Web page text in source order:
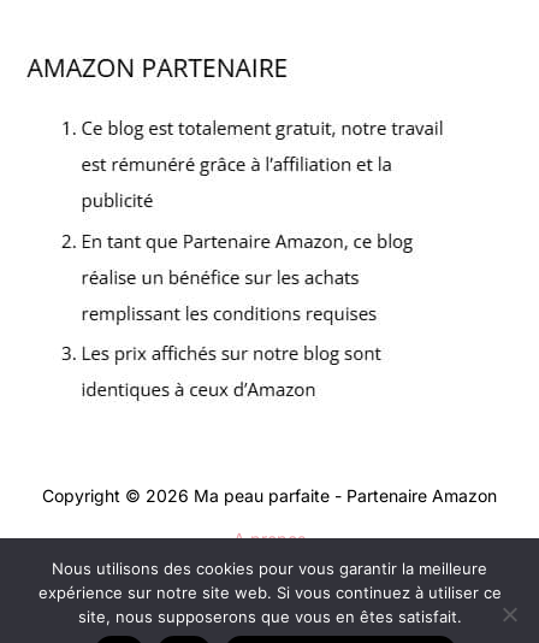
Copyright © 2026 Ma peau parfaite - Partenaire Amazon
A propos
Contact
Mentions légales
Politique de confidentialité
Nous utilisons des cookies pour vous garantir la meilleure
expérience sur notre site web. Si vous continuez à utiliser ce
site, nous supposerons que vous en êtes satisfait.